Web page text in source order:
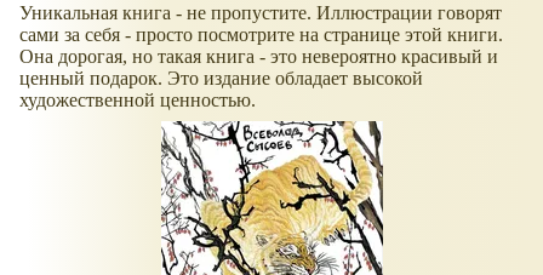
Уникальная книга - не пропустите. Иллюстрации говорят
сами за себя - просто посмотрите на странице этой книги.
Она дорогая, но такая книга - это невероятно красивый и
ценный подарок. Это издание обладает высокой
художественной ценностью.